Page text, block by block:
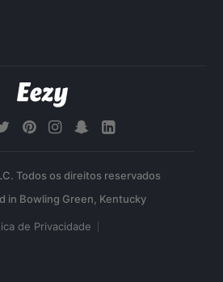
Todos os direitos reservados
de Privacidade